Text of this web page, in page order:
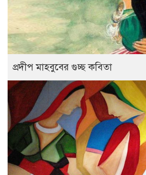
প্রদীপ মাহবুবের গুচ্ছ কবিতা